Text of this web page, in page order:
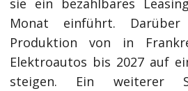
sie ein bezahlbares
Monat einführt.
Produktion von in
Elektroautos bis 2027 auf
steigen. Ein weiterer